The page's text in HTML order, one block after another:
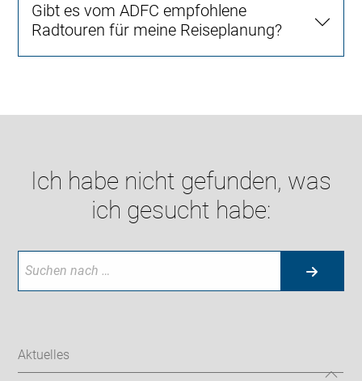
Gibt es vom ADFC empfohlene
Radtouren für meine Reiseplanung?
Ich habe nicht gefunden, was
ich gesucht habe:
Aktuelles